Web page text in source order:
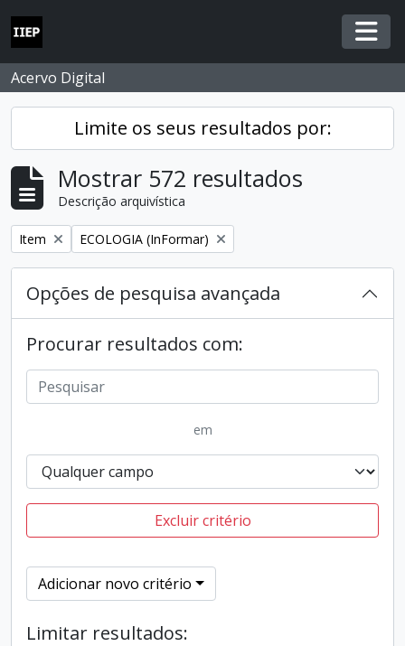
Skip to main content
Acervo Digital
Limite os seus resultados por:
Mostrar 572 resultados
Descrição arquivística
Remover filtro:
Item Remover filtro:
ECOLOGIA (InFormar)
Opções de pesquisa avançada
Procurar resultados com:
em
Excluir critério
Adicionar novo critério
Limitar resultados: